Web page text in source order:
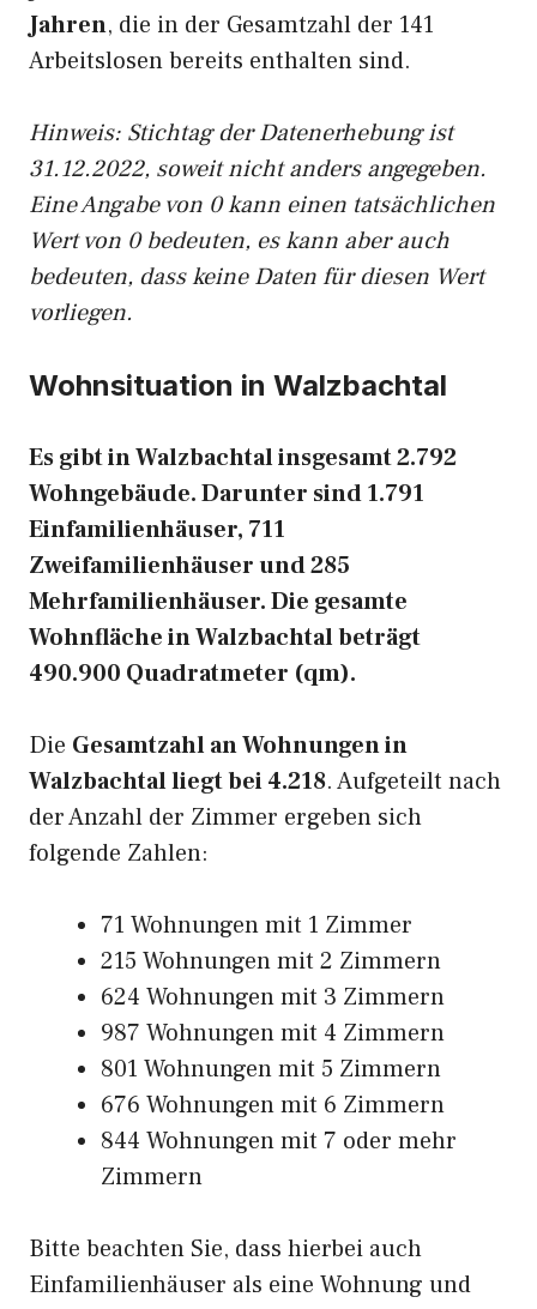
Jahren, die in der Gesamtzahl der 141
Arbeitslosen bereits enthalten sind.
Hinweis: Stichtag der Datenerhebung ist
31.12.2022, soweit nicht anders angegeben.
Eine Angabe von 0 kann einen tatsächlichen
Wert von 0 bedeuten, es kann aber auch
bedeuten, dass keine Daten für diesen Wert
vorliegen.
Wohnsituation in Walzbachtal
Es gibt in Walzbachtal insgesamt 2.792
Wohngebäude. Darunter sind 1.791
Einfamilienhäuser, 711
Zweifamilienhäuser und 285
Mehrfamilienhäuser. Die gesamte
Wohnfläche in Walzbachtal beträgt
490.900 Quadratmeter (qm).
Die Gesamtzahl an Wohnungen in
Walzbachtal liegt bei 4.218. Aufgeteilt nach
der Anzahl der Zimmer ergeben sich
folgende Zahlen:
71 Wohnungen mit 1 Zimmer
215 Wohnungen mit 2 Zimmern
624 Wohnungen mit 3 Zimmern
987 Wohnungen mit 4 Zimmern
801 Wohnungen mit 5 Zimmern
676 Wohnungen mit 6 Zimmern
844 Wohnungen mit 7 oder mehr
Zimmern
Bitte beachten Sie, dass hierbei auch
Einfamilienhäuser als eine Wohnung und